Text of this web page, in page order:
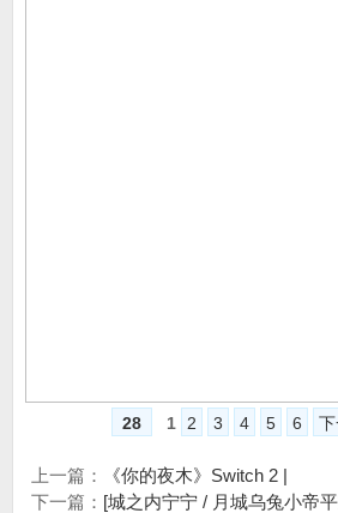
28 1 2 3 4 5 6
上一篇：
《你的夜木》Switch 2 |
下一篇： [城之内宁宁 / 月城乌兔小帝